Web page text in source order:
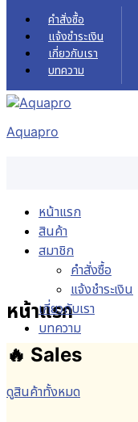
Skip to content
คำสั่งซื้อ
แจ้งชำระเงิน
เกี่ยวกับเรา
บทความ
Aquapro
หน้าแรก
สินค้า
สมาชิก
คำสั่งซื้อ
แจ้งชำระเงิน
เกี่ยวกับเรา
บทความ
หน้าแรก
🔥 Sales
ดูสินค้าทั้งหมด